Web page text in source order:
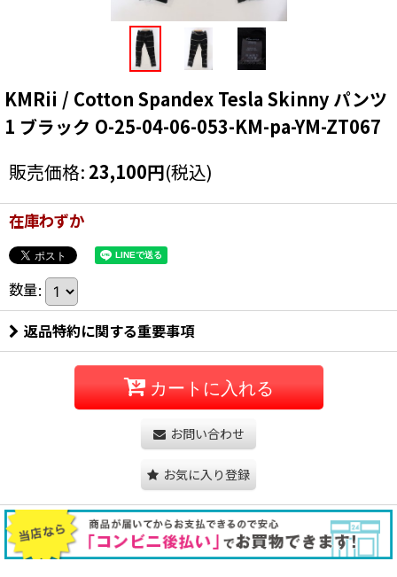
KMRii / Cotton Spandex Tesla Skinny パンツ
1 ブラック O-25-04-06-053-KM-pa-YM-ZT067
販売価格: 23,100円(税込)
在庫わずか
数量:
返品特約に関する重要事項
カートに入れる
お問い合わせ
お気に入り登録